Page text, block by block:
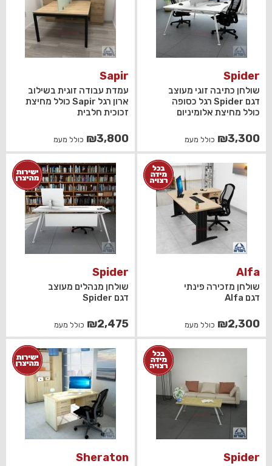
Spider
שולחן כתיבה זוגי מעוצב
דגם Spider רגל כסופה
כולל מחיצת אלומיניום
₪3,300 כולל מעמ
Sapir
עמדת עבודה זוגית בשילוב
ארון רגל Sapir כולל מחיצת
זכוכית חלבית
₪3,800 כולל מעמ
Alfa
שולחן מזכירה פינתי
דגם Alfa
₪2,300 כולל מעמ
Spider
שולחן מנהלים מעוצב
דגם Spider
₪2,475 כולל מעמ
Spider
Sheraton